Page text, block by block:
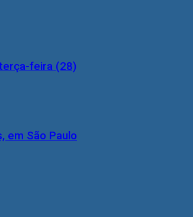
feira (28)
em São Paulo